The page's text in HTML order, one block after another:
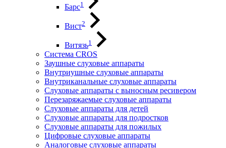
Барс1
Вист2
Витязь1
Система CROS
Заушные слуховые аппараты
Внутриушные слуховые аппараты
Внутриканальные слуховые аппараты
Слуховые аппараты с выносным ресивером
Перезаряжаемые слуховые аппараты
Слуховые аппараты для детей
Слуховые аппараты для подростков
Слуховые аппараты для пожилых
Цифровые слуховые аппараты
Аналоговые слуховые аппараты